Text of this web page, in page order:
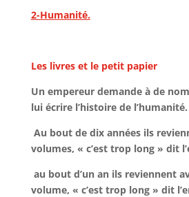
2-Humanité.
Les livres et le petit papier
Un empereur demande à de
lui écrire l’histoire de l’humanité.
Au bout de dix années ils
volumes, « c’est trop long » dit
au bout d’un an ils reviennent
volume, « c’est trop long » dit